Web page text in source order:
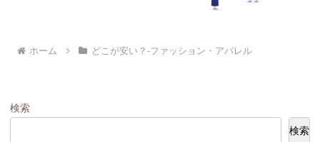
ホーム どこが安い？-ファッション・アパレル
検索
検索